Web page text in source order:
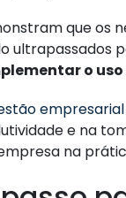
que os
ultrapassados
o
empresarial
e na
na